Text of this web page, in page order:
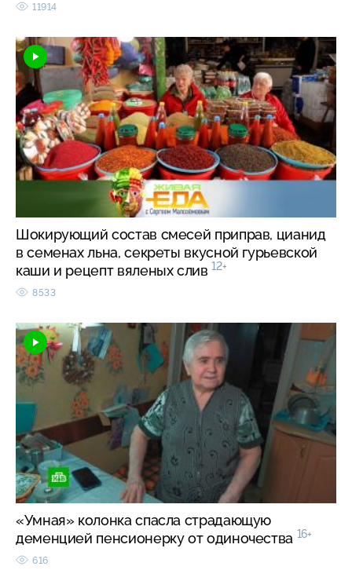
11914
Шокирующий состав смесей приправ, цианид
в семенах льна, секреты вкусной гурьевской
каши и рецепт вяленых слив 12+
8533
«Умная» колонка спасла страдающую
деменцией пенсионерку от одиночества 16+
616